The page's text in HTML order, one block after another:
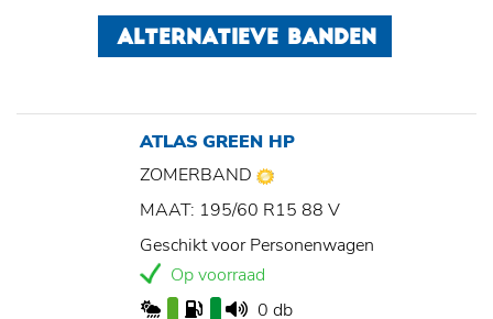
ALTERNATIEVE BANDEN
ATLAS GREEN HP
ZOMERBAND
MAAT: 195/60 R15 88 V
Geschikt voor Personenwagen
Op voorraad
0 db